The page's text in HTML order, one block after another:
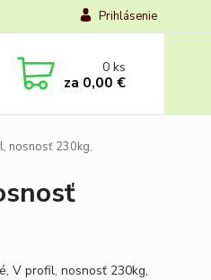
Prihlásenie
0ks
za 0,00 €
nosnosť 230kg,
V profil, nosnosť 230kg,